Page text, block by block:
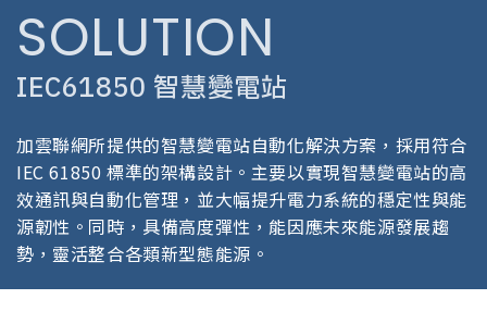
SOLUTION
IEC61850 智慧變電站
加雲聯網所提供的智慧變電站自動化解決方案，採用符合
IEC 61850 標準的架構設計。主要以實現智慧變電站的高
效通訊與自動化管理，並大幅提升電力系統的穩定性與能
源韌性。同時，具備高度彈性，能因應未來能源發展趨
勢，靈活整合各類新型態能源。